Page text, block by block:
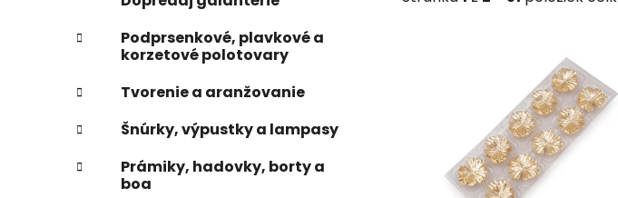
l
Podprsenkové, plavkové a
korzetové polotovary
Tvorenie a aranžovanie
Šnúrky, výpustky a lampasy
Prámiky, hadovky, borty a
boa